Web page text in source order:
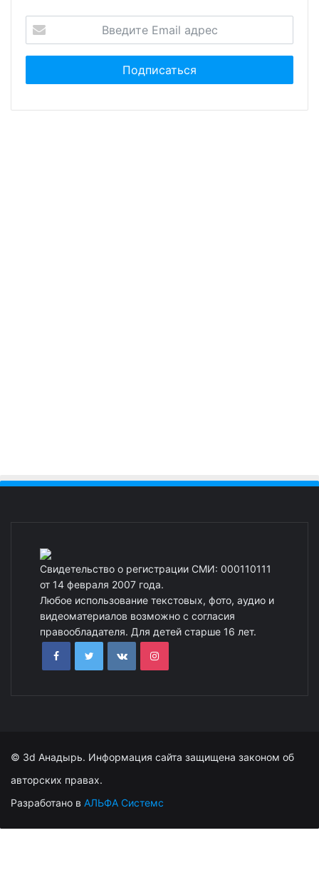
Свидетельство о регистрации СМИ: 000110111
от 14 февраля 2007 года.
Любое использование текстовых, фото, аудио и
видеоматериалов возможно с согласия
правообладателя. Для детей старше 16 лет.
© 3d Анадырь. Информация сайта защищена законом об
авторских правах.
Разработано в АЛЬФА Системс